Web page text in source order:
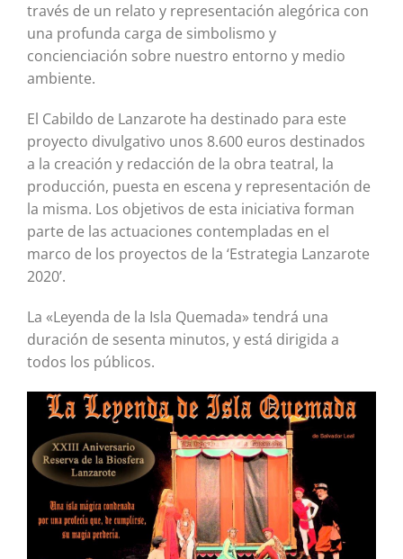
través de un relato y representación alegórica con
una profunda carga de simbolismo y
concienciación sobre nuestro entorno y medio
ambiente.
El Cabildo de Lanzarote ha destinado para este
proyecto divulgativo unos 8.600 euros destinados
a la creación y redacción de la obra teatral, la
producción, puesta en escena y representación de
la misma. Los objetivos de esta iniciativa forman
parte de las actuaciones contempladas en el
marco de los proyectos de la ‘Estrategia Lanzarote
2020’.
La «Leyenda de la Isla Quemada» tendrá una
duración de sesenta minutos, y está dirigida a
todos los públicos.